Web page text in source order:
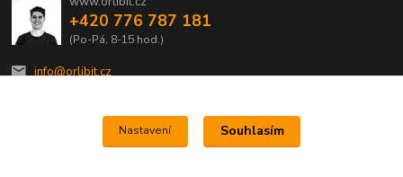
+420 776 787 181
(Po-Pá, 8-15 hod.)
info@orlibit.cz
Nastavení Souhlasím